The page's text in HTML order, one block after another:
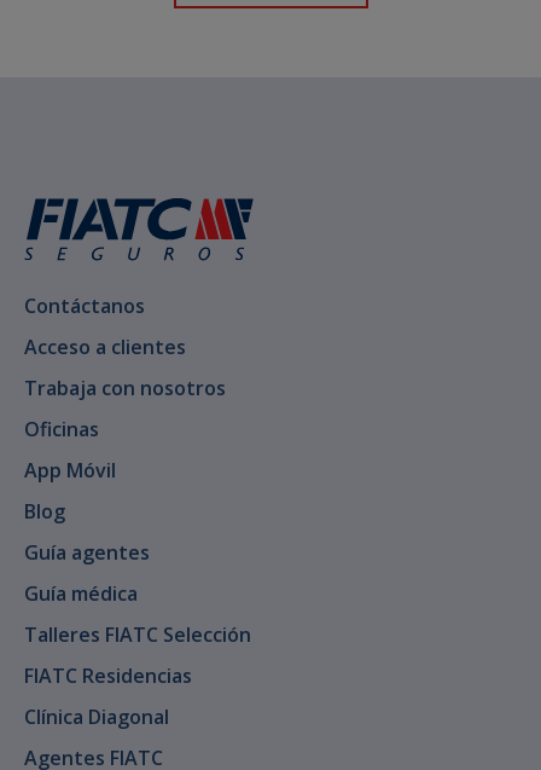
Contáctanos
Acceso a clientes
Trabaja con nosotros
Oficinas
App Móvil
Blog
Guía agentes
Guía médica
Talleres FIATC Selección
FIATC Residencias
Clínica Diagonal
Agentes FIATC